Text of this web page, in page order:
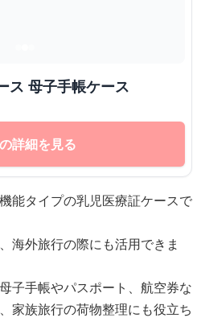
ス 母子手帳ケース
詳細を見る
能タイプの乳児医療証ケースで
海外旅行の際にも活用できま
子手帳やパスポート、航空券な
家族旅行の荷物整理にも役立ち